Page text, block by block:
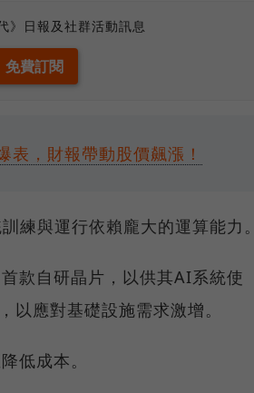
》日報及社群活動訊息
，財報帶動股價飆漲！
練與運行依賴龐大的運算能力
款自研晶片，以供其AI系統使
應對基礎設施需求激增。
低成本。